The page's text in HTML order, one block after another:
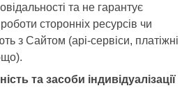
та не гарантує
сторонніх ресурсів чи
з Сайтом (api-сервіси, платіжні
та засоби індивідуалізації